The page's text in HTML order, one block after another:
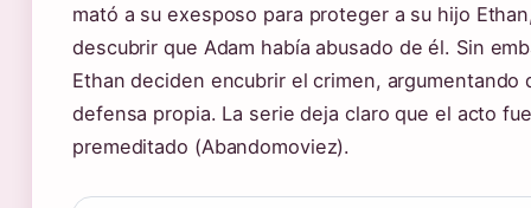
mató a su exesposo para proteger a su hijo
descubrir que Adam había abusado de él. Sin
Ethan deciden encubrir el crimen, argumentando
defensa propia. La serie deja claro que el acto
premeditado (Abandomoviez).